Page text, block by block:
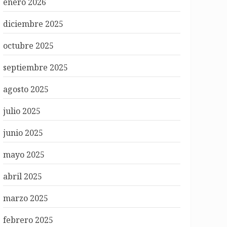
diciembre 2025
octubre 2025
septiembre 2025
agosto 2025
julio 2025
junio 2025
mayo 2025
abril 2025
marzo 2025
febrero 2025